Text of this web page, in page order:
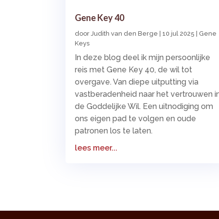
Gene Key 40
doorJudith van den Berge |10 jul 2025
Gene
Keys
In deze blog deel ik mijn persoonlijke
reis met Gene Key 40, de wil tot
overgave. Van diepe uitputting via
vastberadenheid naar het vertrouwen
de Goddelijke Wil. Een uitnodiging om
ons eigen pad te volgen en oude
patronen los te laten.
lees meer...